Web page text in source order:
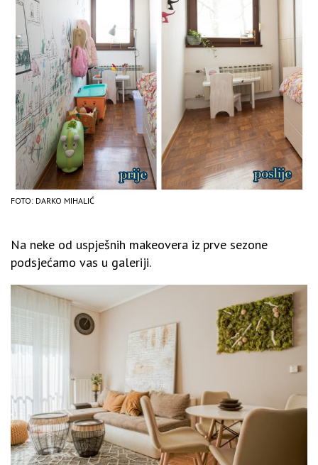
FOTO: DARKO MIHALIĆ
Na neke od uspješnih makeovera iz prve sezone
podsjećamo vas u galeriji.